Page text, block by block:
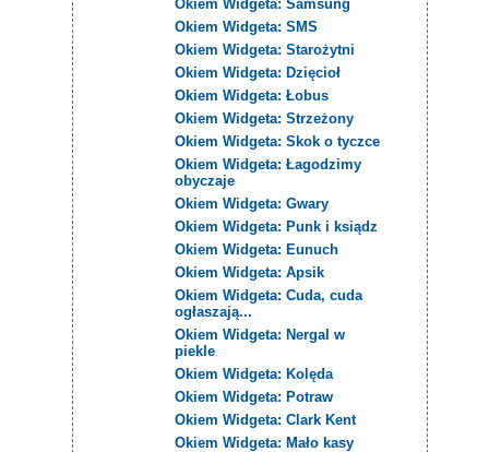
Okiem Widgeta: Samsung
Okiem Widgeta: SMS
Okiem Widgeta: Starożytni
Okiem Widgeta: Dzięcioł
Okiem Widgeta: Łobus
Okiem Widgeta: Strzeżony
Okiem Widgeta: Skok o tyczce
Okiem Widgeta: Łagodzimy
obyczaje
Okiem Widgeta: Gwary
Okiem Widgeta: Punk i ksiądz
Okiem Widgeta: Eunuch
Okiem Widgeta: Apsik
Okiem Widgeta: Cuda, cuda
ogłaszają...
Okiem Widgeta: Nergal w
piekle
Okiem Widgeta: Kolęda
Okiem Widgeta: Potraw
Okiem Widgeta: Clark Kent
Okiem Widgeta: Mało kasy